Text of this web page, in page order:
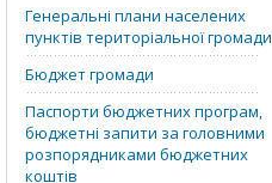
Генеральні плани населених
пунктів територіальної громади
Бюджет громади
Паспорти бюджетних програм,
бюджетні запити за головними
розпорядниками бюджетних
коштів